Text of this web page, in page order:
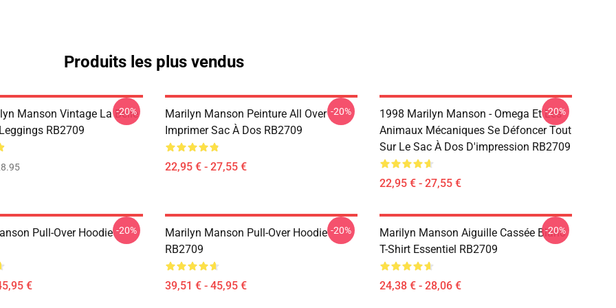
Produits les plus vendus
Manson Vintage La Belle
RB2709
-20%
Marilyn Manson Peinture All Over
Imprimer Sac À Dos RB2709
22,95 € - 27,55 €
-20%
1998 Marilyn Manson - Omega Et Les
Animaux Mécaniques Se Défoncer Tout
Sur Le Sac À Dos D'impression RB2709
22,95 € - 27,55 €
-20%
Pull-Over Hoodie
€
-20%
Marilyn Manson Pull-Over Hoodie
RB2709
39,51 € - 45,95 €
-20%
Marilyn Manson Aiguille Cassée Blanc
T-Shirt Essentiel RB2709
24,38 € - 28,06 €
-20%